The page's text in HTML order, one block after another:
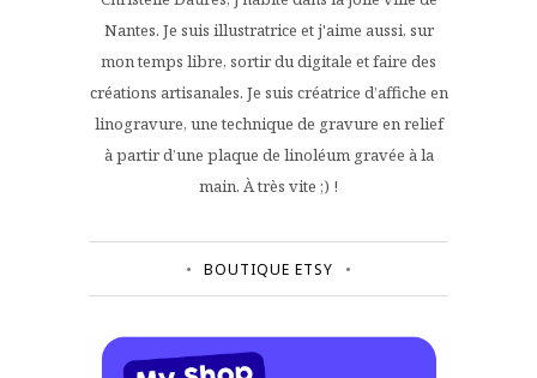
Nantes. Je suis illustratrice et j'aime aussi, sur
mon temps libre, sortir du digitale et faire des
créations artisanales. Je suis créatrice d’affiche en
linogravure, une technique de gravure en relief
à partir d’une plaque de linoléum gravée à la
main. À très vite ;) !
BOUTIQUE ETSY